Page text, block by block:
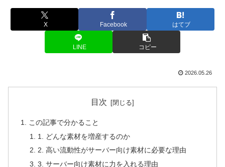
X Facebook はてブ
LINE コピー
2026.05.26
目次
この記事で分かること
1. どんな素材を増産するのか
2. 高い流動性がサーバー向け素材に必要な理由
3. サーバー向け素材に力を入れる理由